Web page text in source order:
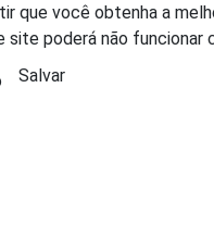
que você obtenha a
site poderá não funcionar
Salvar